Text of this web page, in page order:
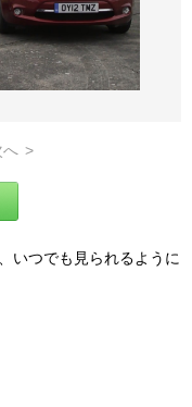
へ >
いつでも見られるように